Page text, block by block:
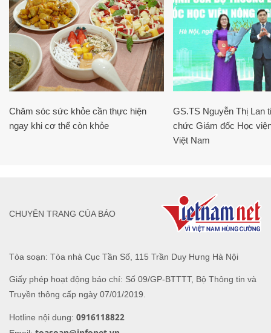
Chăm sóc sức khỏe cần thực hiện
ngay khi cơ thể còn khỏe
GS.TS Nguyễn Thị Lan
chức Giám đốc Học
Việt Nam
Tòa soạn: Tòa nhà Cục Tần Số, 115 Trần Duy Hưng Hà Nội
Giấy phép hoạt động báo chí: Số 09/GP-BTTTT, Bộ Thông tin và
Truyền thông cấp ngày 07/01/2019.
Hotline nội dung: 0916118822
CHUYÊN TRANG CỦA BÁO